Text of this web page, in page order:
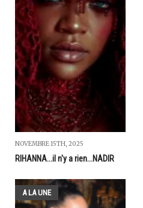
NOVEMBRE 15TH, 2025
RIHANNA...il n'y a rien...NADIR
A LA UNE